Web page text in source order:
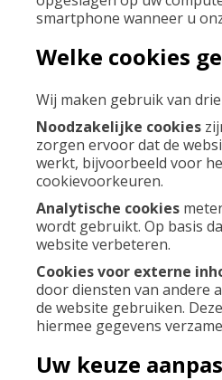
smartphone wanneer u
Welke cookies
Wij maken gebruik van
Noodzakelijke cookies
zorgen ervoor dat de
werkt, bijvoorbeeld voor
cookievoorkeuren.
Analytische cookies
wordt gebruikt. Op basis
website verbeteren.
Cookies voor externe
door diensten van andere
de website gebruiken.
hiermee gegevens
Uw keuze